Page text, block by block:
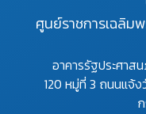
ศูนย์ราชการเฉลิม
อาคารรัฐประศา
120 หมู่ที่ 3 ถนนแจ้